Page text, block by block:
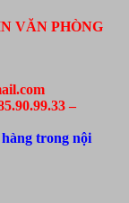
VĂN PHÒNG
–
trong nội